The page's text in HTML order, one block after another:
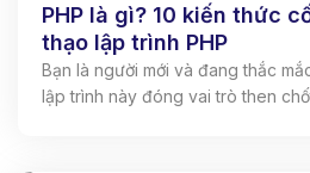
PHP là gì? 10 kiến thức
thạo lập trình PHP
Bạn là người mới và đang thắc
lập trình này đóng vai trò then